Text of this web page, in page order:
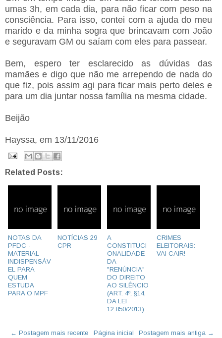
umas 3h, em cada dia, para não ficar com peso na
consciência. Para isso, contei com a ajuda do meu
marido e da minha sogra que brincavam com João
e seguravam GM ou saíam com eles para passear.
Bem, espero ter esclarecido as dúvidas das
mamães e digo que não me arrependo de nada do
que fiz, pois assim agi para ficar mais perto deles e
para um dia juntar nossa família na mesma cidade.
Beijão
Hayssa, em 13/11/2016
Related Posts:
NOTAS DA
PFDC -
MATERIAL
INDISPENSÁV
EL PARA
QUEM
ESTUDA
PARA O MPF
NOTÍCIAS 29
CPR
A
CONSTITUCI
ONALIDADE
DA
"RENÚNCIA"
DO DIREITO
AO SILÊNCIO
(ART. 4º, §14,
DA LEI
12.850/2013)
CRIMES
ELEITORAIS:
VAI CAIR!
← Postagem mais recente Postagem mais antiga →
Página inicial